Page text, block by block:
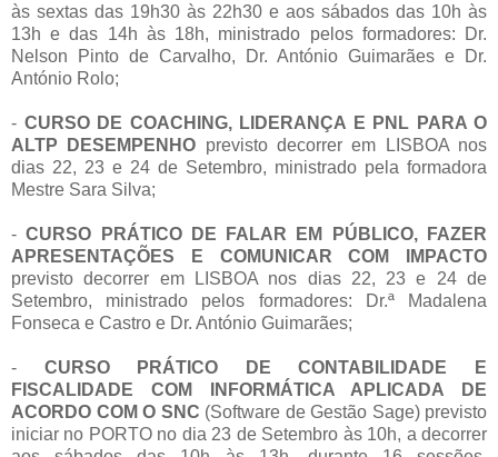
às sextas das 19h30 às 22h30 e aos sábados das 10h às
13h e das 14h às 18h, ministrado pelos formadores: Dr.
Nelson Pinto de Carvalho, Dr. António Guimarães e Dr.
António Rolo;
- CURSO DE COACHING, LIDERANÇA E PNL PARA O
ALTP DESEMPENHO previsto decorrer em LISBOA nos
dias 22, 23 e 24 de Setembro, ministrado pela formadora
Mestre Sara Silva;
-CURSO PRÁTICO DE FALAR EM PÚBLICO, FAZER
APRESENTAÇÕES E COMUNICAR COM IMPACTO
previsto decorrer em LISBOA nos dias 22, 23 e 24 de
Setembro, ministrado pelos formadores: Dr.ª Madalena
Fonseca e Castro e Dr. António Guimarães;
- CURSO PRÁTICO DE CONTABILIDADE E
FISCALIDADE COM INFORMÁTICA APLICADA DE
ACORDO COM O SNC (Software de Gestão Sage) previsto
iniciar no PORTO no dia 23 de Setembro às 10h, a decorrer